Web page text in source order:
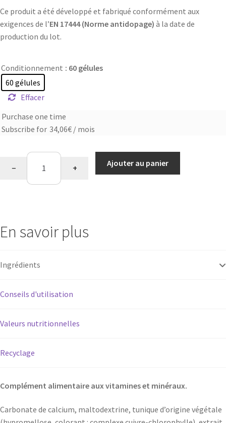
Ce produit a été développé et fabriqué conformément aux
exigences de l’EN 17444 (Norme antidopage) à la date de
production du lot.
Conditionnement : 60 gélules
60 gélules
Effacer
Choose
purchase
Purchase one time
Subscribe for 34,06€ / mois
quantité
Complexe
− +
Ajouter au panier
En savoir plus
Ingrédients
Conseils d'utilisation
Valeurs nutritionnelles
Recyclage
Complément alimentaire aux vitamines et minéraux.
Carbonate de calcium, maltodextrine, tunique d’origine végétale